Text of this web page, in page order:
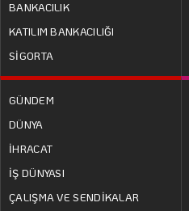
BANKACILIK
KATILIM BANKACILIĞI
SİGORTA
GÜNDEM
DÜNYA
İHRACAT
İŞ DÜNYASI
ÇALIŞMA VE SENDİKALAR